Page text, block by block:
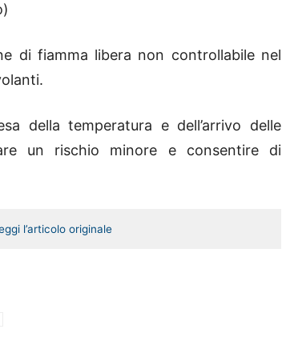
di fiamma libera non controllabile nel
della temperatura e dell’arrivo delle
un rischio minore e consentire di
l’articolo originale